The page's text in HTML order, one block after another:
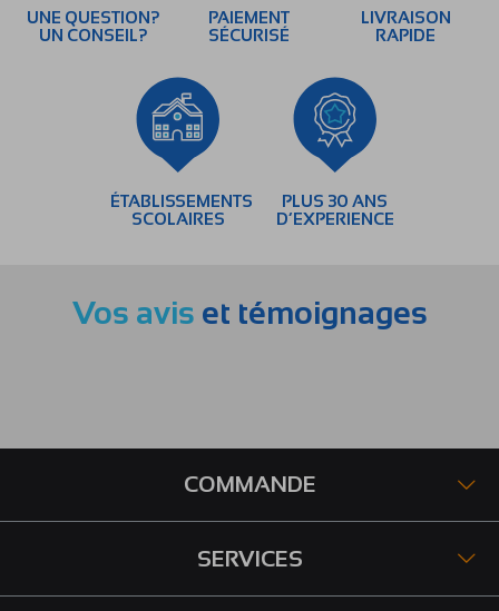
UNE QUESTION?
UN CONSEIL?
PAIEMENT
SÉCURISÉ
LIVRAISON
RAPIDE
ÉTABLISSEMENTS
SCOLAIRES
PLUS 30 ANS
D’EXPERIENCE
Vos avis et témoignages
COMMANDE
SERVICES